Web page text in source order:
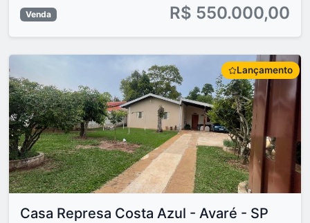
Venda R$ 550.000,00
Lançamento
Casa Represa Costa Azul - Avaré - SP